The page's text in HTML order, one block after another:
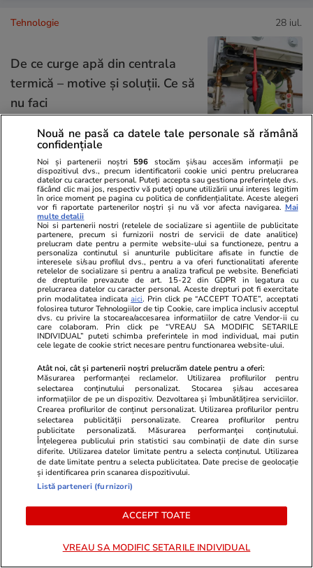
Tehnologie 28 iul.
De ce curge apă din centrala
termică – motive și soluții. Ce să
nu faci
Lifestyle 22 iul.
La ce se folosește lavanda
uscată în casă
Știri România 16:19
Sorin Grindeanu: Parlamentul a
salvat 4.000.000.000 de euro
din PNRR acolo unde Guvernul
a eșuat
Știri România 15:58
Blocajul ANCPI îngheață piața
imobiliară: Ce se întâmplă cu
TVA-ul de 9% și tranzacțiile
aflate în derulare
Nouă ne pasă ca datele tale personale să rămână
confidențiale
Noi și partenerii noștri 596 stocăm și/sau accesăm informații pe
dispozitivul dvs., precum identificatorii cookie unici pentru prelucrarea
datelor cu caracter personal. Puteți accepta sau gestiona preferințele dvs.
făcând clic mai jos, respectiv vă puteți opune utilizării unui interes legitim
în orice moment pe pagina cu politica de confidențialitate. Aceste alegeri
vor fi raportate partenerilor noștri și nu vă vor afecta navigarea. Mai
multe detalii
Noi si partenerii nostri (retelele de socializare si agentiile de publicitate
partenere, precum si furnizorii nostri de servicii de date analitice)
prelucram date pentru a permite website-ului sa functioneze, pentru a
personaliza continutul si anunturile publicitare afisate in functie de
interesele si/sau profilul dvs., pentru a va oferi functionalitati aferente
retelelor de socializare si pentru a analiza traficul pe website. Beneficiati
de drepturile prevazute de art. 15-22 din GDPR in legatura cu
prelucrarea datelor cu caracter personal. Aceste drepturi pot fi exercitate
prin modalitatea indicataaici. Prin click pe “ACCEPT TOATE”, acceptati
folosirea tuturor Tehnologiilor de tip Cookie, care implica inclusiv acceptul
dvs. cu privire la stocarea/accesarea informatiilor de catre Vendor-ii cu
care colaboram. Prin click pe “VREAU SA MODIFIC SETARILE
INDIVIDUAL” puteti schimba preferintele in mod individual, mai putin
cele legate de cookie strict necesare pentru functionarea website-ului.
Atât noi, cât și partenerii noștri prelucrăm datele pentru a oferi:
Măsurarea performanței reclamelor. Utilizarea profilurilor pentru
selectarea conținutului personalizat. Stocarea și/sau accesarea
informațiilor de pe un dispozitiv. Dezvoltarea și îmbunătățirea serviciilor.
Crearea profilurilor de conținut personalizat. Utilizarea profilurilor pentru
selectarea publicității personalizate. Crearea profilurilor pentru
publicitate personalizată. Măsurarea performanței conținutului.
Înțelegerea publicului prin statistici sau combinații de date din surse
diferite. Utilizarea datelor limitate pentru a selecta conținutul. Utilizarea
de date limitate pentru a selecta publicitatea. Date precise de geolocație
și identificarea prin scanarea dispozitivului.
Listă parteneri (furnizori)
ACCEPT TOATE
VREAU SA MODIFIC SETARILE INDIVIDUAL